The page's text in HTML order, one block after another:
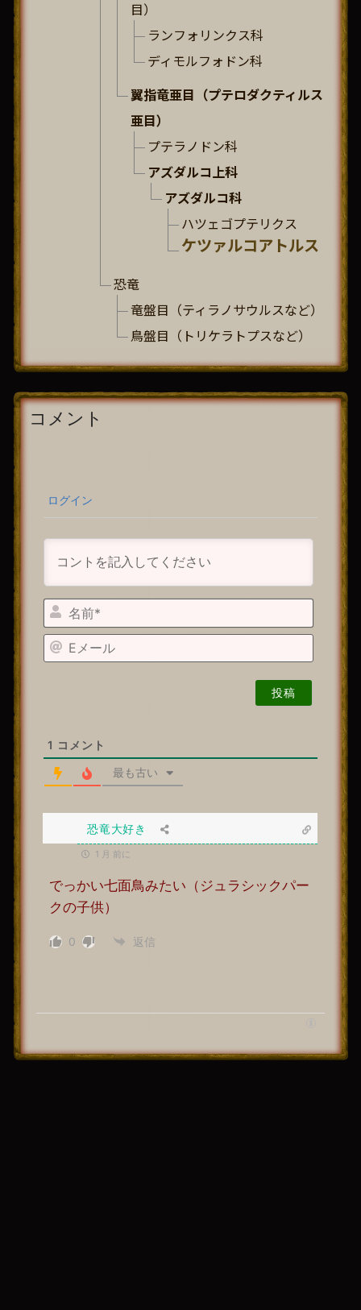
目）
ランフォリンクス科
ディモルフォドン科
翼指竜亜目（プテロダクティルス
亜目）
プテラノドン科
アズダルコ上科
アズダルコ科
ハツェゴプテリクス
ケツァルコアトルス
恐竜
竜盤目（ティラノサウルスなど）
鳥盤目（トリケラトプスなど）
コメント
ログイン
前
E
メ
1 コメント
最も古い
恐竜大好き
1 月 前に
でっかい七面鳥みたい（ジュラシックパー
クの子供）
0 返信